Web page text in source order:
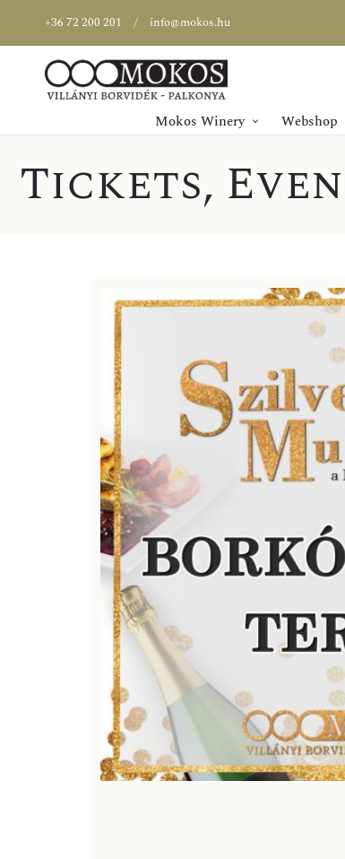
+36 72 200 201 info@mokos.hu
Mokos Winery Webshop
Tickets,